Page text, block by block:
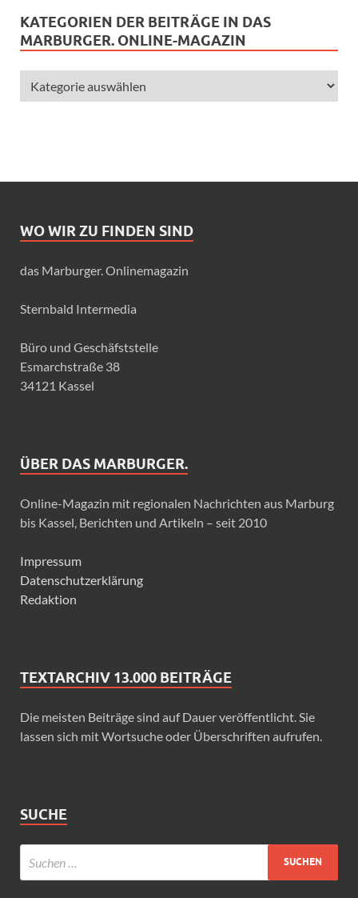
KATEGORIEN DER BEITRÄGE IN DAS
MARBURGER. ONLINE-MAGAZIN
WO WIR ZU FINDEN SIND
das Marburger. Onlinemagazin
Sternbald Intermedia
Büro und Geschäfststelle
Esmarchstraße 38
34121 Kassel
ÜBER DAS MARBURGER.
Online-Magazin mit regionalen Nachrichten aus Marburg
bis Kassel, Berichten und Artikeln – seit 2010
Impressum
Datenschutzerklärung
Redaktion
TEXTARCHIV 13.000 BEITRÄGE
Die meisten Beiträge sind auf Dauer veröffentlicht. Sie
lassen sich mit Wortsuche oder Überschriften aufrufen.
SUCHE